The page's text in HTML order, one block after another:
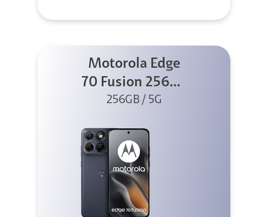
Motorola Edge
70 Fusion 256GB
Azul
256GB / 5G